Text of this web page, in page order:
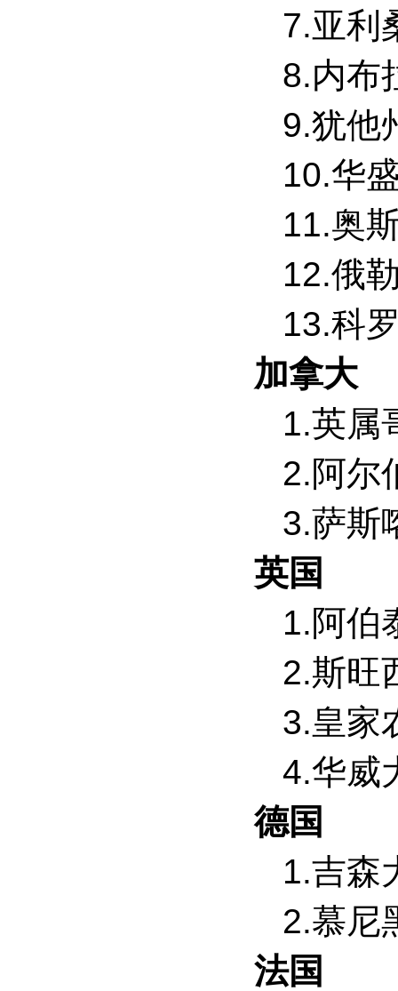
7.亚利
8.内布
9.犹他
10.华
11.奥
12.俄
13.科
加拿大
1.英属
2.阿尔
3.萨斯
英国
1.阿伯
2.斯旺
3.皇家
4.华威
德国
1.吉森
2.慕尼
法国